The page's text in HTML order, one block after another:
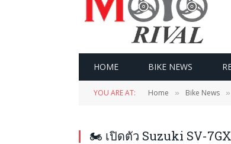
HOME BIKE NEWS
YOU ARE AT: Home » Bike News »
🏍️ เปิดตัว Suzuki SV-7GX